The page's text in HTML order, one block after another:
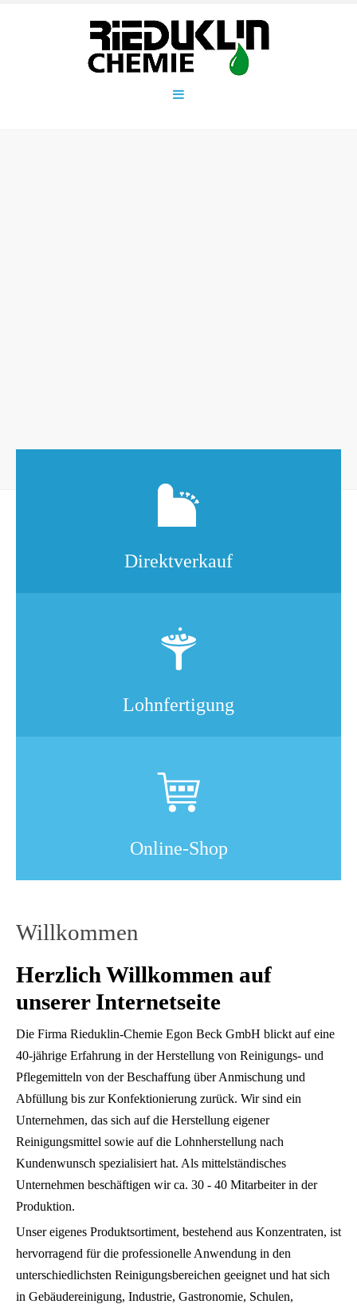
Direktverkauf
Lohnfertigung
Online-Shop
Willkommen
Herzlich Willkommen auf
unserer Internetseite
Die Firma Rieduklin-Chemie Egon Beck GmbH blickt auf eine
40-jährige Erfahrung in der Herstellung von Reinigungs- und
Pflegemitteln von der Beschaffung über Anmischung und
Abfüllung bis zur Konfektionierung zurück. Wir sind ein
Unternehmen, das sich auf die Herstellung eigener
Reinigungsmittel sowie auf die Lohnherstellung nach
Kundenwunsch spezialisiert hat. Als mittelständisches
Unternehmen beschäftigen wir ca. 30 - 40 Mitarbeiter in der
Produktion.
Unser eigenes Produktsortiment, bestehend aus Konzentraten, ist
hervorragend für die professionelle Anwendung in den
unterschiedlichsten Reinigungsbereichen geeignet und hat sich
in Gebäudereinigung, Industrie, Gastronomie, Schulen,